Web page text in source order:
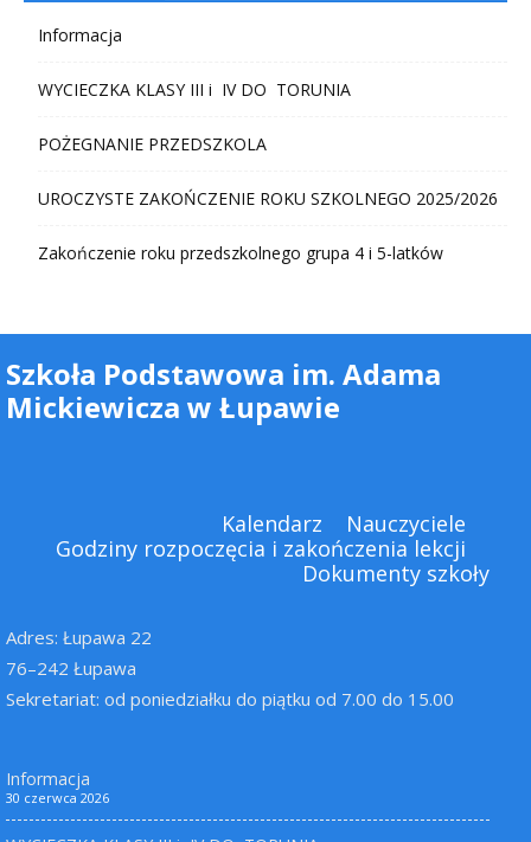
Informacja
WYCIECZKA KLASY III i IV DO TORUNIA
POŻEGNANIE PRZEDSZKOLA
UROCZYSTE ZAKOŃCZENIE ROKU SZKOLNEGO 2025/2026
Zakończenie roku przedszkolnego grupa 4 i 5-latków
Szkoła Podstawowa im. Adama
Mickiewicza w Łupawie
Kalendarz
Nauczyciele
Godziny rozpoczęcia i zakończenia lekcji
Dokumenty szkoły
Adres: Łupawa 22
76–242 Łupawa
Sekretariat: od poniedziałku do piątku od 7.00 do 15.00
Informacja
30 czerwca 2026